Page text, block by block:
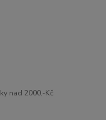
nad 2000,-Kč